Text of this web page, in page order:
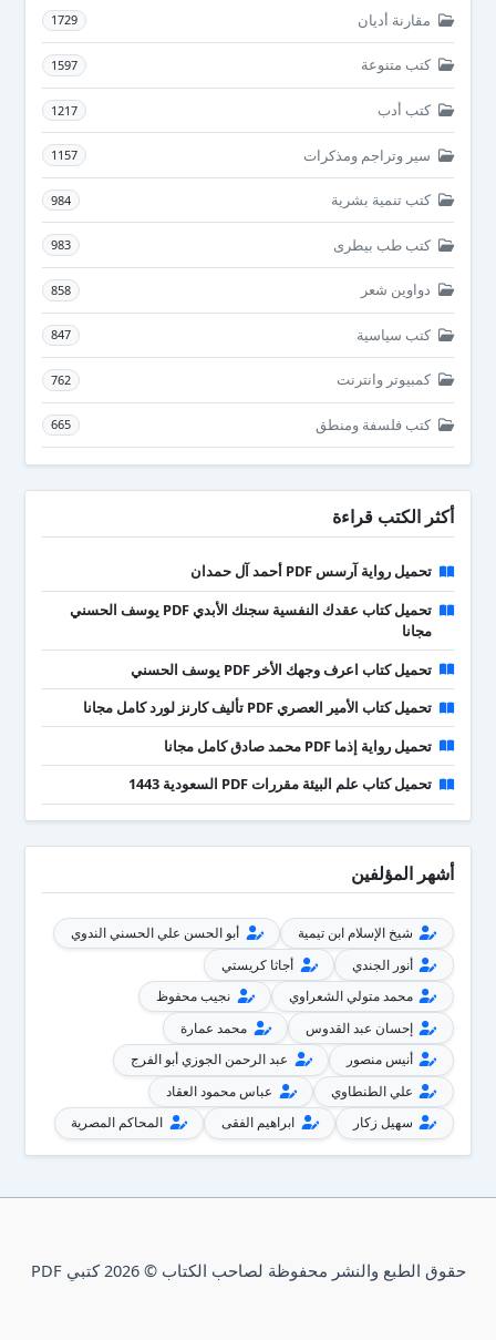
مقارنة أديان 1729
كتب متنوعة 1597
كتب أدب 1217
سير وتراجم ومذكرات 1157
كتب تنمية بشرية 984
كتب طب بيطرى 983
دواوين شعر 858
كتب سياسية 847
كمبيوتر وانترنت 762
كتب فلسفة ومنطق 665
أكثر الكتب قراءة
تحميل رواية آرسس PDF أحمد آل حمدان
تحميل كتاب عقدك النفسية سجنك الأبدي PDF يوسف الحسني
مجانا
تحميل كتاب اعرف وجهك الأخر PDF يوسف الحسني
تحميل كتاب الأمير العصري PDF تأليف كارنز لورد كامل مجانا
تحميل رواية إذما PDF محمد صادق كامل مجانا
تحميل كتاب علم البيئة مقررات PDF السعودية 1443
أشهر المؤلفين
شيخ الإسلام ابن تيمية
أبو الحسن علي الحسني الندوي
أنور الجندي
أجاثا كريستي
محمد متولي الشعراوي
نجيب محفوظ
إحسان عبد القدوس
محمد عمارة
أنيس منصور
عبد الرحمن الجوزي أبو الفرج
علي الطنطاوي
عباس محمود العقاد
سهيل زكار
ابراهيم الفقى المحاكم المصرية
حقوق الطبع والنشر محفوظة لصاحب الكتاب © 2026 كتبي PDF